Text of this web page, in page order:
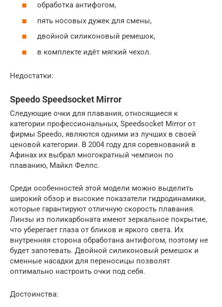
обработка антифогом,
пять носовых дужек для смены,
двойной силиконовый ремешок,
в комплекте идёт мягкий чехол.
Недостатки:
Speedo Speedsocket Mirror
Следующие очки для плавания, относящиеся к
категории профессиональных, Speedsocket Mirror от
фирмы Speedo, являются одними из лучших в своей
ценовой категории. В 2004 году для соревнований в
Афинах их выбрал многократный чемпион по
плаванию, Майкл Фелпс.
Среди особенностей этой модели можно выделить
широкий обзор и высокие показатели гидродинамики,
которые гарантируют отличную скорость плавания.
Линзы из поликарбоната имеют зеркальное покрытие,
что уберегает глаза от бликов и яркого света. Их
внутренняя сторона обработана антифогом, поэтому не
будет запотевать. Двойной силиконовый ремешок и
сменные насадки для переносицы позволят
оптимально настроить очки под себя.
Достоинства: